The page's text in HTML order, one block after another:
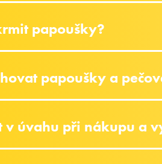
papoušky?
papoušky a
v úvahu při nákupu a